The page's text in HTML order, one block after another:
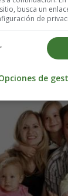
de los
ser
antelación.
busca un
de
de